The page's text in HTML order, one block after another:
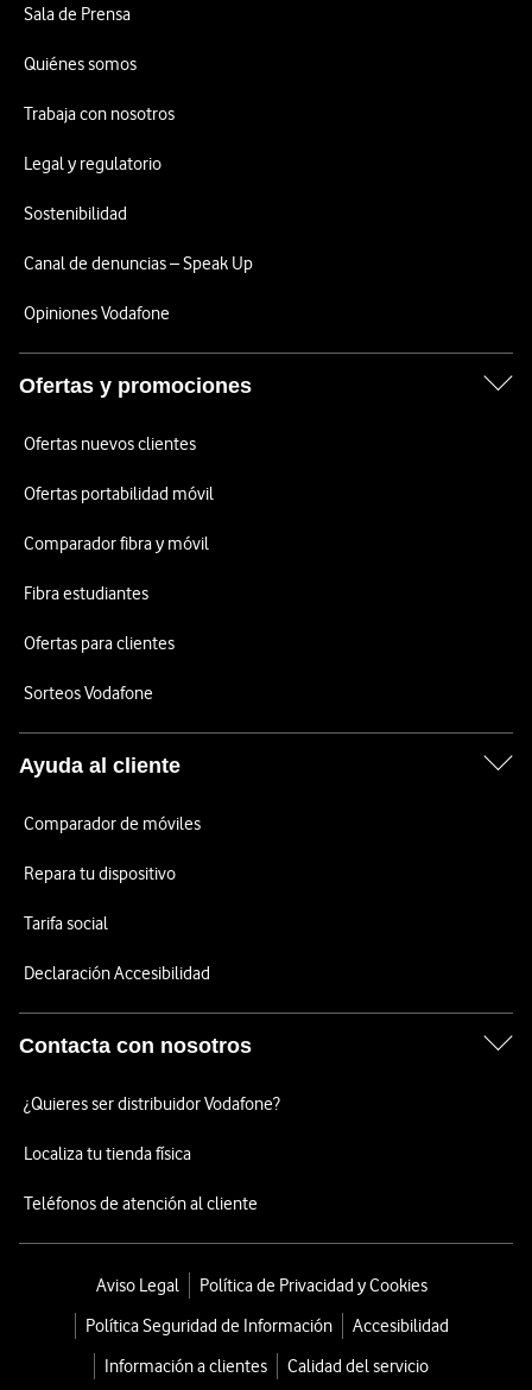
Sala de Prensa
Quiénes somos
Trabaja con nosotros
Legal y regulatorio
Sostenibilidad
Canal de denuncias – Speak Up
Opiniones Vodafone
Ofertas y promociones
Ofertas nuevos clientes
Ofertas portabilidad móvil
Comparador fibra y móvil
Fibra estudiantes
Ofertas para clientes
Sorteos Vodafone
Ayuda al cliente
Comparador de móviles
Repara tu dispositivo
Tarifa social
Declaración Accesibilidad
Contacta con nosotros
¿Quieres ser distribuidor Vodafone?
Localiza tu tienda física
Teléfonos de atención al cliente
Aviso Legal
Política de Privacidad y Cookies
Política Seguridad de Información
Accesibilidad
Información a clientes
Calidad del servicio